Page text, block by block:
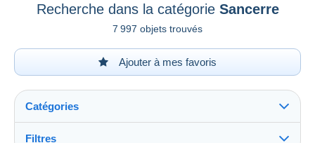
Recherche dans la catégorie Sancerre
7 997 objets trouvés
Ajouter à mes favoris
Catégories
Filtres